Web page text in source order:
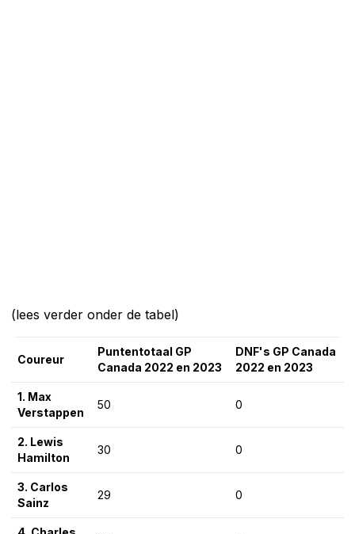
(lees verder onder de tabel)
Coureur
Puntentotaal GP
Canada 2022 en 2023
DNF's GP Canada
2022 en 2023
1. Max
Verstappen
50 0
2. Lewis
Hamilton
30 0
3. Carlos
Sainz
29 0